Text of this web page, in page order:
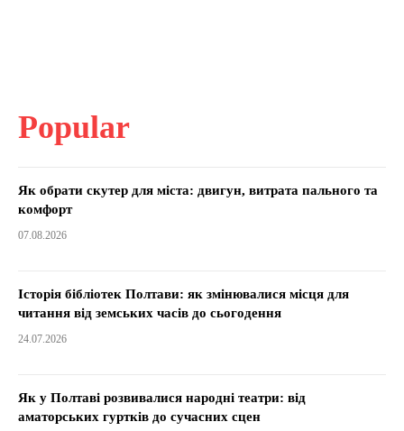
Popular
Як обрати скутер для міста: двигун, витрата пального та
комфорт
07.08.2026
Історія бібліотек Полтави: як змінювалися місця для
читання від земських часів до сьогодення
24.07.2026
Як у Полтаві розвивалися народні театри: від
аматорських гуртків до сучасних сцен